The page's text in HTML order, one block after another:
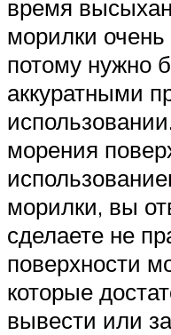
время
морилки
потому нужно
аккуратными
морения
морилки, вы
сделаете не
поверхности
которые
вывести или